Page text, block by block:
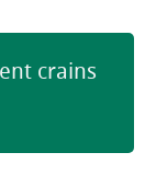
crains